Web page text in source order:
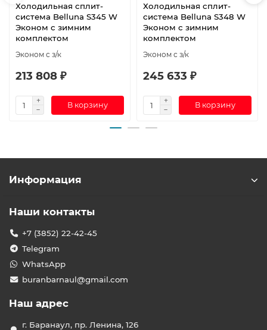
Холодильная сплит-
система Belluna S345 W
Эконом с зимним
комплектом
Эконом с з/к
213 808 ₽
В корзину
Холодильная сплит-
система Belluna S348 W
Эконом с зимним
комплектом
Эконом с з/к
245 633 ₽
В корзину
Информация
Наши контакты
+7 (3852) 22-42-45
Telegram
WhatsApp
buranbarnaul@gmail.com
Наш адрес
г. Баранаул, пр. Ленина, 126